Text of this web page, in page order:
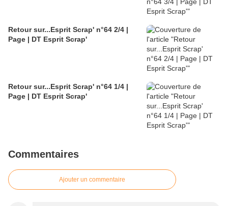
Retour sur...Esprit Scrap' n°64 2/4 |
Page | DT Esprit Scrap'
Retour sur...Esprit Scrap' n°64 1/4 |
Page | DT Esprit Scrap'
Commentaires
Ajouter un commentaire